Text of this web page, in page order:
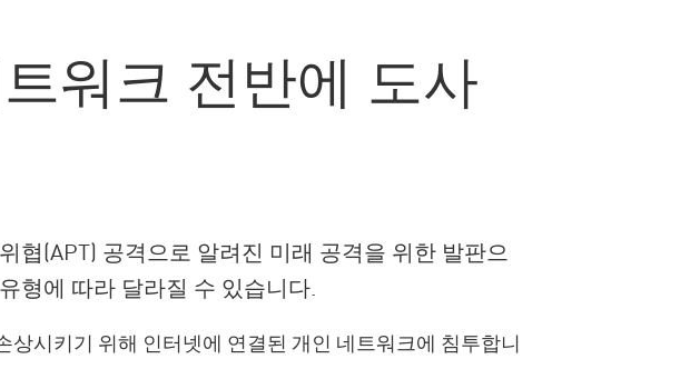
워크 전반에 도사
협(APT) 공격으로 알려진 미래 공격을 위한 발판으
형에 따라 달라질 수 있습니다.
시키기 위해 인터넷에 연결된 개인 네트워크에 침투합니